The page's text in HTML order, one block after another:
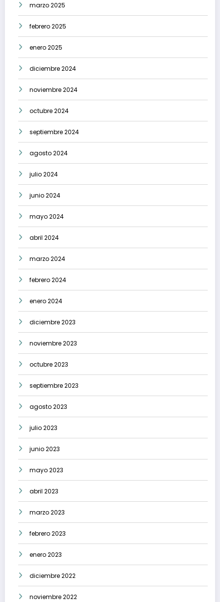
marzo 2025
febrero 2025
enero 2025
diciembre 2024
noviembre 2024
octubre 2024
septiembre 2024
agosto 2024
julio 2024
junio 2024
mayo 2024
abril 2024
marzo 2024
febrero 2024
enero 2024
diciembre 2023
noviembre 2023
octubre 2023
septiembre 2023
agosto 2023
julio 2023
junio 2023
mayo 2023
abril 2023
marzo 2023
febrero 2023
enero 2023
diciembre 2022
noviembre 2022